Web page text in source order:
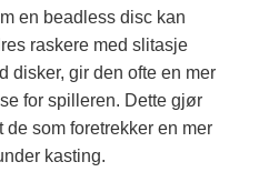
en beadless disc kan
raskere med slitasje
disker, gir den ofte en mer
for spilleren. Dette gjør
som foretrekker en mer
kasting.